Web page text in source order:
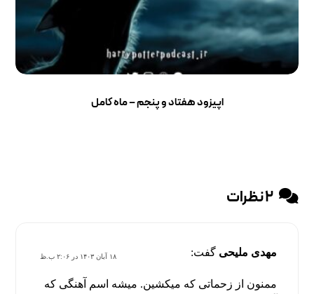
اپیزود هفتاد و پنجم – ماه کامل
۲ نظرات
مهدی ملیحی گفت: ۱۸ آبان ۱۴۰۳ در ۲:۰۶ ب.ظ
ممنون از زحماتی که میکشین. میشه اسم آهنگی که